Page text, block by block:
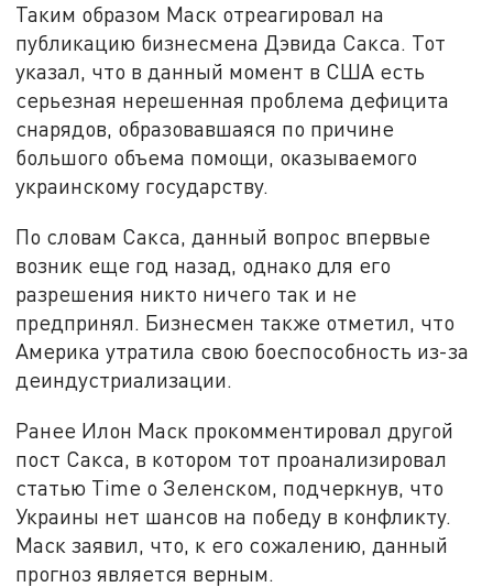
Таким образом Маск отреагировал на
публикацию бизнесмена Дэвида Сакса. Тот
указал, что в данный момент в США есть
серьезная нерешенная проблема дефицита
снарядов, образовавшаяся по причине
большого объема помощи, оказываемого
украинскому государству.
По словам Сакса, данный вопрос впервые
возник еще год назад, однако для его
разрешения никто ничего так и не
предпринял. Бизнесмен также отметил, что
Америка утратила свою боеспособность из-за
деиндустриализации.
Ранее Илон Маск прокомментировал другой
пост Сакса, в котором тот проанализировал
статью Time о Зеленском, подчеркнув, что
Украины нет шансов на победу в конфликту.
Маск заявил, что, к его сожалению, данный
прогноз является верным.